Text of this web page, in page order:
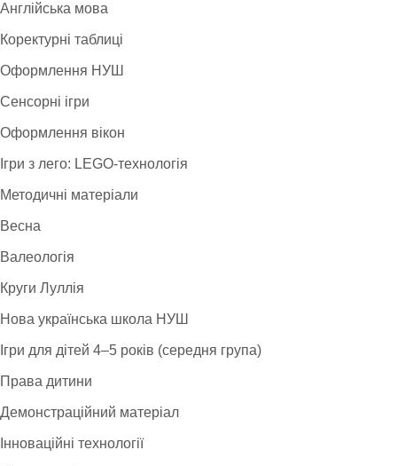
Англійська мова
Коректурні таблиці
Оформлення НУШ
Сенсорні ігри
Оформлення вікон
Ігри з лего: LEGO-технологія
Методичні матеріали
Весна
Валеологія
Круги Луллія
Нова українська школа НУШ
Ігри для дітей 4–5 років (середня група)
Права дитини
Демонстраційний матеріал
Інноваційні технології